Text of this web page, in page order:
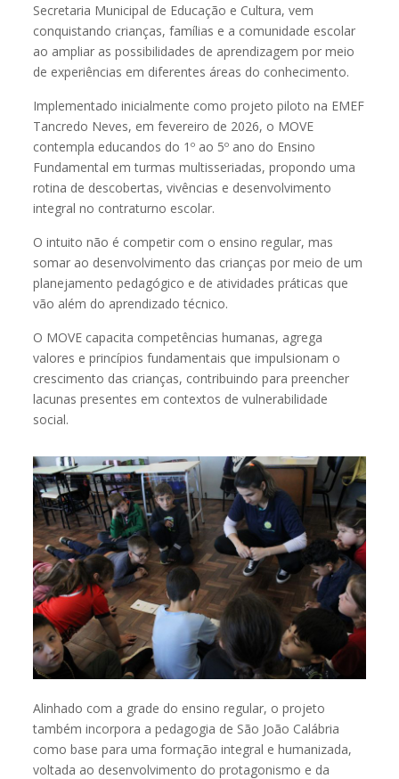
Secretaria Municipal de Educação e Cultura, vem
conquistando crianças, famílias e a comunidade escolar
ao ampliar as possibilidades de aprendizagem por meio
de experiências em diferentes áreas do conhecimento.
Implementado inicialmente como projeto piloto na EMEF
Tancredo Neves, em fevereiro de 2026, o MOVE
contempla educandos do 1º ao 5º ano do Ensino
Fundamental em turmas multisseriadas, propondo uma
rotina de descobertas, vivências e desenvolvimento
integral no contraturno escolar.
O intuito não é competir com o ensino regular, mas
somar ao desenvolvimento das crianças por meio de um
planejamento pedagógico e de atividades práticas que
vão além do aprendizado técnico.
O MOVE capacita competências humanas, agrega
valores e princípios fundamentais que impulsionam o
crescimento das crianças, contribuindo para preencher
lacunas presentes em contextos de vulnerabilidade
social.
Alinhado com a grade do ensino regular, o projeto
também incorpora a pedagogia de São João Calábria
como base para uma formação integral e humanizada,
voltada ao desenvolvimento do protagonismo e da